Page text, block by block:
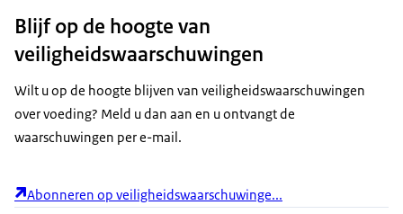
Blijf op de hoogte van
veiligheidswaarschuwingen
Wilt u op de hoogte blijven van veiligheidswaarschuwingen
over voeding? Meld u dan aan en u ontvangt de
waarschuwingen per e-mail.
Abonneren op veiligheidswaarschuwinge...